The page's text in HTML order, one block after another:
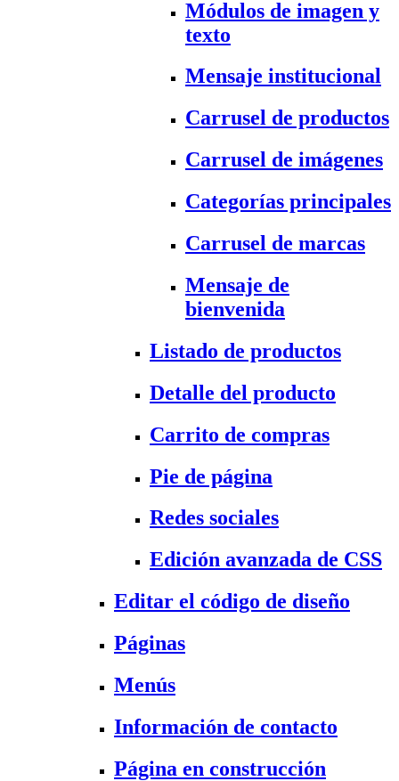
Módulos de imagen y
texto
Mensaje institucional
Carrusel de productos
Carrusel de imágenes
Categorías principales
Carrusel de marcas
Mensaje de
bienvenida
Listado de productos
Detalle del producto
Carrito de compras
Pie de página
Redes sociales
Edición avanzada de CSS
Editar el código de diseño
Páginas
Menús
Información de contacto
Página en construcción